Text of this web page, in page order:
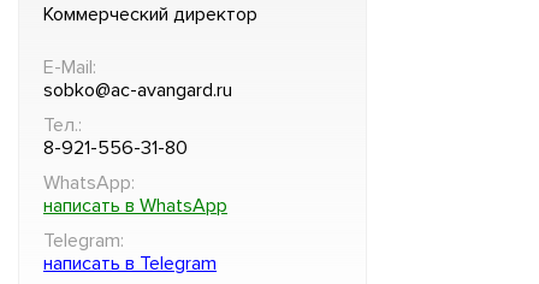
Коммерческий директор
E-Mail:
sobko@ac-avangard.ru
Тел.:
8-921-556-31-80
WhatsApp:
написать в WhatsApp
Telegram:
написать в Telegram